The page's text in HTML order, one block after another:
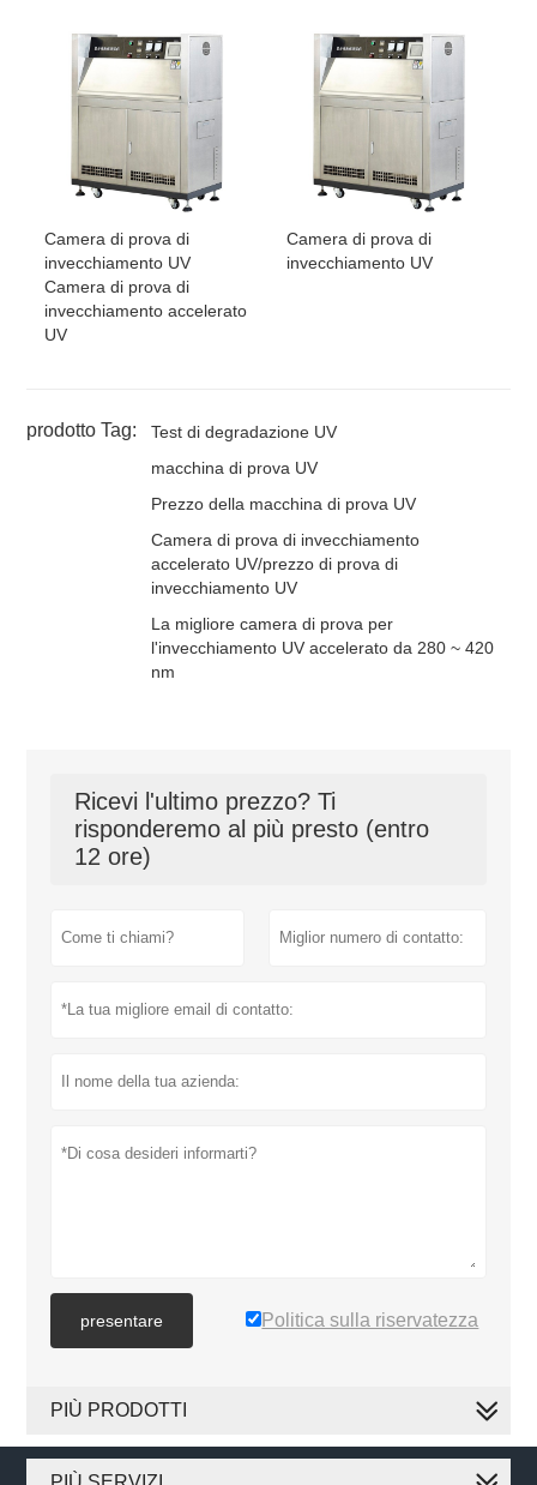
Camera di prova di
invecchiamento UV
Camera di prova di
invecchiamento accelerato
UV
Camera di prova di
invecchiamento UV
prodotto Tag:
Test di degradazione UV
macchina di prova UV
Prezzo della macchina di prova UV
Camera di prova di invecchiamento
accelerato UV/prezzo di prova di
invecchiamento UV
La migliore camera di prova per
l'invecchiamento UV accelerato da 280 ~ 420
nm
Ricevi l'ultimo prezzo? Ti
risponderemo al più presto (entro
12 ore)
presentare Politica sulla riservatezza
PIÙ PRODOTTI